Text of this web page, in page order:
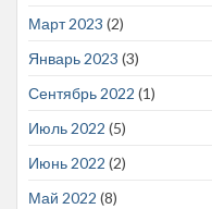
Март 2023 (2)
Январь 2023 (3)
Сентябрь 2022 (1)
Июль 2022 (5)
Июнь 2022 (2)
Май 2022 (8)